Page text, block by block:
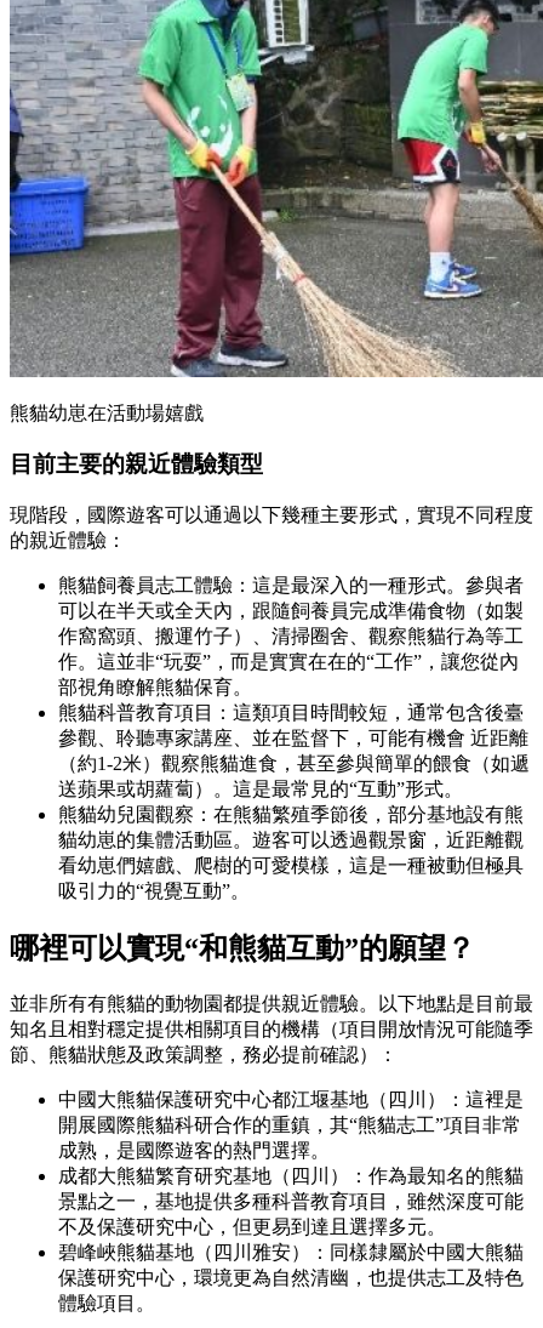
熊貓幼崽在活動場嬉戲
目前主要的親近體驗類型
現階段，國際遊客可以通過以下幾種主要形式，實現不同程度
的親近體驗：
熊貓飼養員志工體驗：這是最深入的一種形式。參與者
可以在半天或全天內，跟隨飼養員完成準備食物（如製
作窩窩頭、搬運竹子）、清掃圈舍、觀察熊貓行為等工
作。這並非“玩耍”，而是實實在在的“工作”，讓您從內
部視角瞭解熊貓保育。
熊貓科普教育項目：這類項目時間較短，通常包含後臺
參觀、聆聽專家講座、並在監督下，可能有機會 近距離
（約1-2米）觀察熊貓進食，甚至參與簡單的餵食（如遞
送蘋果或胡蘿蔔）。這是最常見的“互動”形式。
熊貓幼兒園觀察：在熊貓繁殖季節後，部分基地設有熊
貓幼崽的集體活動區。遊客可以透過觀景窗，近距離觀
看幼崽們嬉戲、爬樹的可愛模樣，這是一種被動但極具
吸引力的“視覺互動”。
哪裡可以實現“和熊貓互動”的願望？
並非所有有熊貓的動物園都提供親近體驗。以下地點是目前最
知名且相對穩定提供相關項目的機構（項目開放情況可能隨季
節、熊貓狀態及政策調整，務必提前確認）：
中國大熊貓保護研究中心都江堰基地（四川）：這裡是
開展國際熊貓科研合作的重鎮，其“熊貓志工”項目非常
成熟，是國際遊客的熱門選擇。
成都大熊貓繁育研究基地（四川）：作為最知名的熊貓
景點之一，基地提供多種科普教育項目，雖然深度可能
不及保護研究中心，但更易到達且選擇多元。
碧峰峽熊貓基地（四川雅安）：同樣隸屬於中國大熊貓
保護研究中心，環境更為自然清幽，也提供志工及特色
體驗項目。